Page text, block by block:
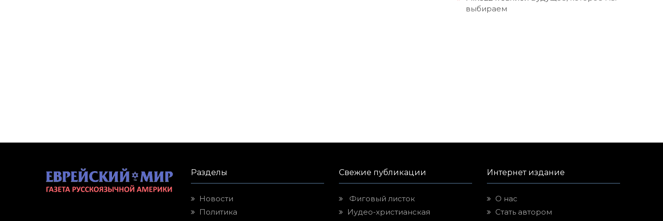
выбираем
Разделы
Новости
Политика
Свежие публикации
Фиговый листок
Иудео-христианская
Интернет издание
О нас
Стать автором